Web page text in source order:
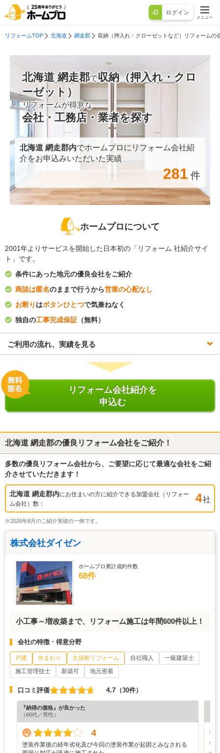
ログイン
メニュー
リフォームTOP 北海道 網走郡 収納（押入れ・クローゼットなど）リフォームの
北海道 網走郡で収納（押入れ・クロ
ーゼット）
リフォームが得意な
会社・工務店・業者を探す
北海道 網走郡内でホームプロにリフォーム会社紹
介をお申込みいただいた実績
281 件
ホームプロについて
2001年よりサービスを開始した日本初の「リフォーム 社紹介サイ
ト」です。
条件にあった地元の優良会社をご紹介
商談は匿名のままで行うから営業の心配なし
お断り はボタンひとつで気兼ねなく
独自の工事完成保証 （無料）
ご利用の流れ、実績を見る
リフォーム会社紹介を
申込む
北海道 網走郡の優良リフォーム会社をご紹介！
多数の優良リフォーム会社から、ご要望に応じて最適な会社をご紹
介させていただきます！
北海道 網走郡内にお住まいの方に紹介できる加盟会社（リフォー
ム会社）数：
4社
※2026年8月のご紹介実績の一例です。
株式会社ダイゼン
ホームプロ累計成約件数
68件
小工事～増改築まで、リフォーム施工は年間600件以上！
会社の特徴・得意分野
戸建 水まわり 大規模リフォーム 自社職人
一級建築士
施工管理技士
新築可 地元密着
口コミ評価 4.7 （30件）
『納得の価格』が良かった
（60代／男性）
4
塗装作業後の経年劣化及び今回の塗装作業が起因とみなされる
Y